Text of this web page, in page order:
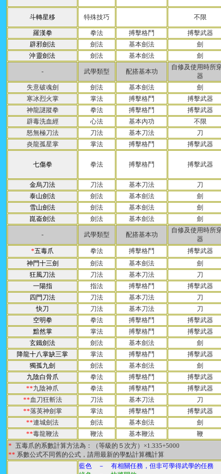
斗轉星移 特殊技巧 不限
羅漢拳 拳法 搏擊格鬥
搏擊武器
辟邪劍法
劍法 基本劍法
劍
沖靈劍法
劍法 基本劍法 劍
- 武學類型 配搭基本功
自修及使用時所
器
失意破魂劍
劍法 基本劍法
劍
寒冰烈火掌
掌法 搏擊格鬥
搏擊武器
神龍謎蹤拳
拳法 搏擊格鬥
搏擊武器
辟毒洗血經
心法 基本內功
不限
怒無極刀法
刀法 基本刀法
刀
炎龍孤星掌
掌法 搏擊格鬥 搏擊武器
七傷拳 拳法 搏擊格鬥 搏擊武器
金烏刀法 刀法 基本刀法
刀
泰山劍法
劍法 基本劍法
劍
雪山劍法
劍法 基本劍法
劍
崑崙劍法
劍法 基本劍法 劍
- 武學類型 配搭基本功
自修及使用時所
器
*五毒爪 拳法 搏擊格鬥
搏擊武器
神門十三劍
劍法 基本劍法
劍
狂風刀法
刀法 基本刀法
刀
一陽指
指法 搏擊格鬥
搏擊武器
四門刀法
刀法 基本刀法
刀
快刀
刀法 基本刀法
刀
空明拳
拳法 搏擊格鬥
搏擊武器
黯然掌
掌法 搏擊格鬥
搏擊武器
玄鐵劍法
劍法 基本劍法
劍
降龍十八掌缺三掌
掌法 搏擊格鬥
搏擊武器
獨孤九劍
劍法 基本劍法
劍
九陰白骨爪
拳法 搏擊格鬥
搏擊武器
**九陰神爪 拳法 搏擊格鬥
搏擊武器
** 血刀狂斬法 刀法 基本刀法
刀
**落英神劍掌 掌法 搏擊格鬥
搏擊武器
**連城劍法 劍法 基本劍法
劍
**毒龍鞭法 鞭法 基本鞭法
鞭
* 五毒爪的系數計算方法為：（等級的５次方）×1.335+5000
** 系數公式不同舊的公式，請用最新的學點計算機計算
藍色 － 有相關任務，但非可學得武學的任務